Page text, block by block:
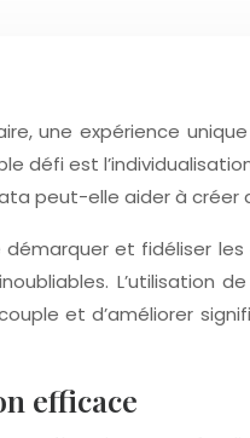
une expérience
défi est
peut-elle aider à créer
et fidéliser
et d’améliorer
efficace